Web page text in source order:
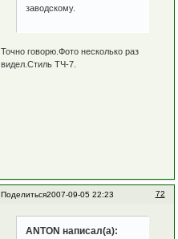
заводскому.
Точно говорю.Фото несколько раз
видел.Стиль ТЧ-7.
Поделиться 72
2007-09-05 22:23
ANTON написал(а):